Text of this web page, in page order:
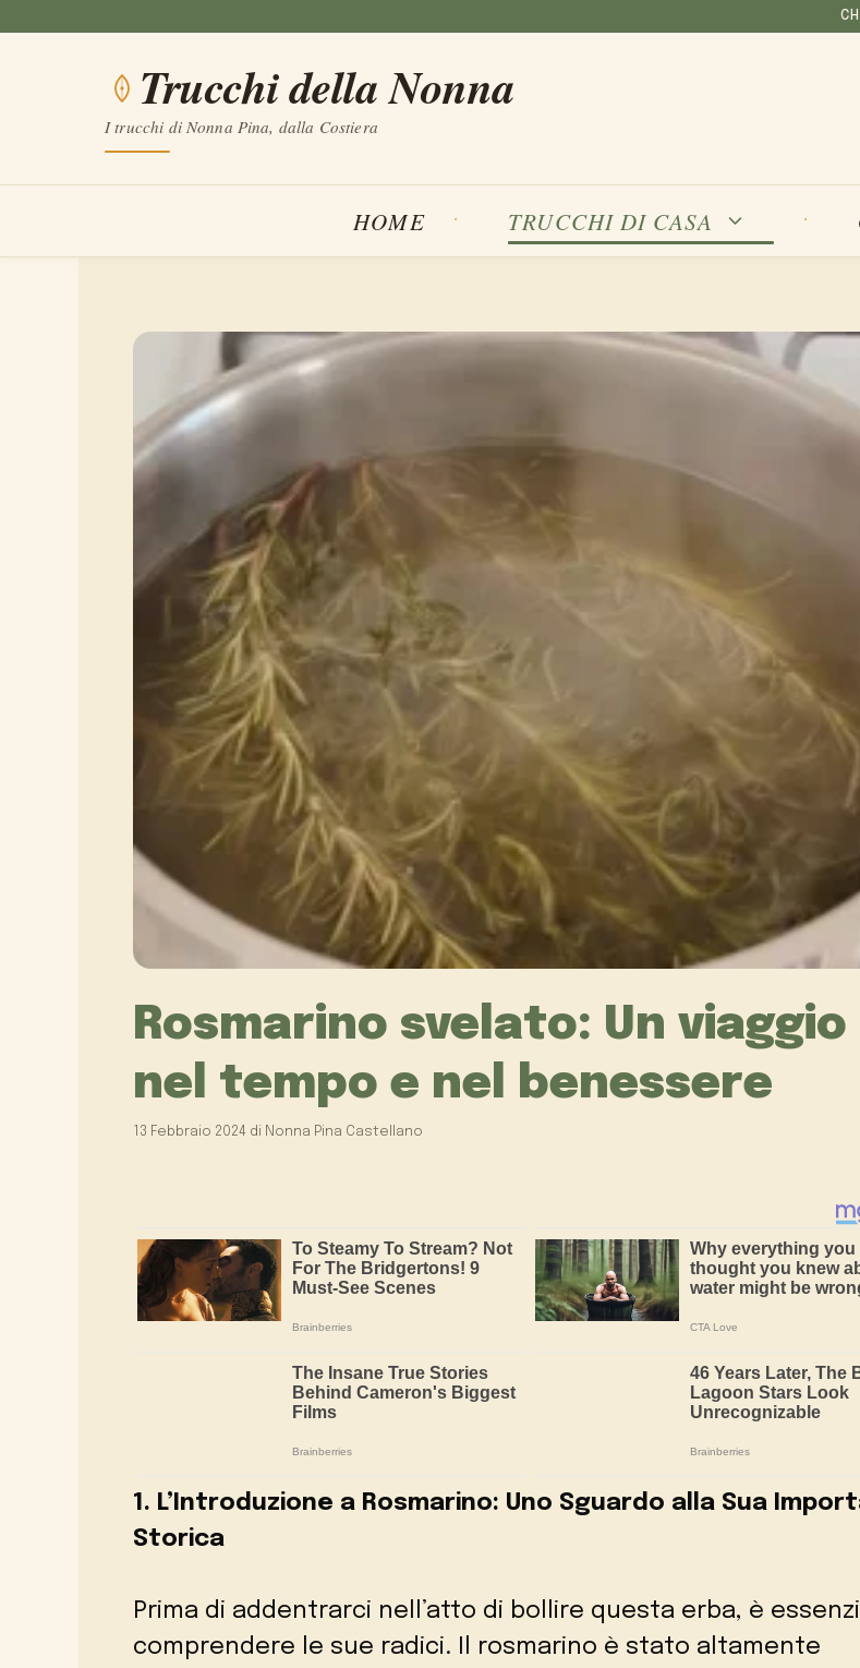
contenuto
Trucchi della Nonna
I trucchi di Nonna Pina, dalla Costiera
HOME TRUCCHI DI CASA
Rosmarino svelato: Un viaggio
nel tempo e nel benessere
13 Febbraio 2024 di Nonna Pina Castellano
1. L’Introduzione a Rosmarino: Uno Sguardo alla Sua
Storica
Prima di addentrarci nell’atto di bollire questa erba, è
comprendere le sue radici. Il rosmarino è stato altamente